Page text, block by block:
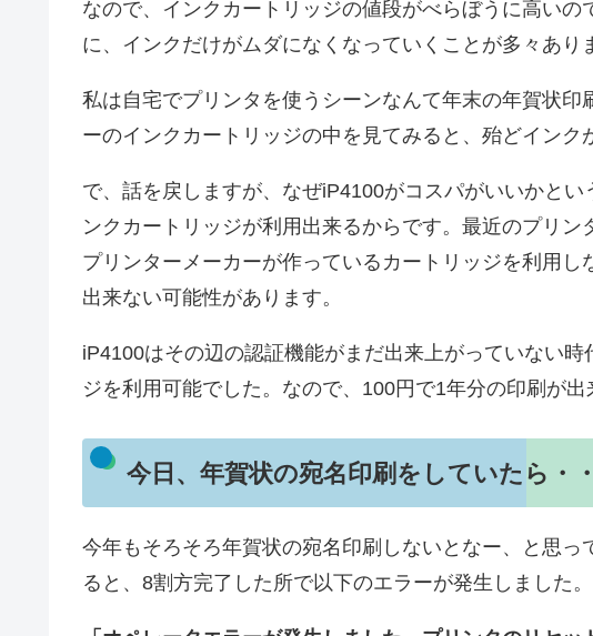
なので、インクカートリッジの値段がべらぼうに高い
に、インクだけがムダになくなっていくことが多々あり
私は自宅でプリンタを使うシーンなんて年末の年賀状印
ーのインクカートリッジの中を見てみると、殆どインク
で、話を戻しますが、なぜiP4100がコスパがいいかと
ンクカートリッジが利用出来るからです。最近のプリン
プリンターメーカーが作っているカートリッジを利用し
出来ない可能性があります。
iP4100はその辺の認証機能がまだ出来上がっていない
ジを利用可能でした。なので、100円で1年分の印刷が
今日、年賀状の宛名印刷をしていたら・・
今年もそろそろ年賀状の宛名印刷しないとなー、と思
ると、8割方完了した所で以下のエラーが発生しました。